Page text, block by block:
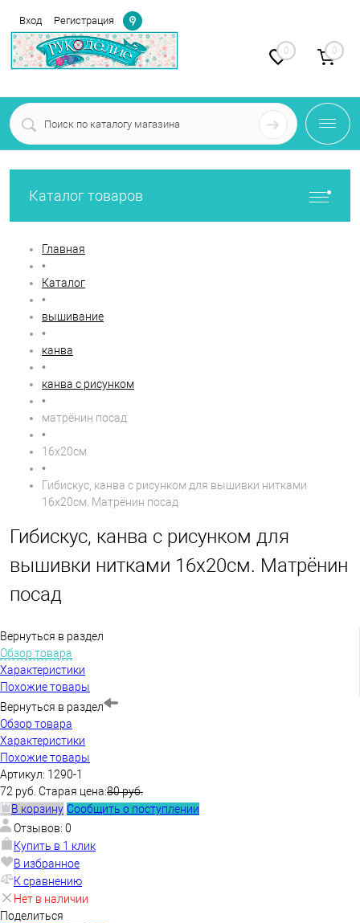
Вход Регистрация
Определение
0 0
Каталог товаров
Главная
•
Каталог
•
вышивание
•
канва
•
канва с рисунком
•
матрёнин посад
•
16х20см
•
Гибискус, канва с рисунком для вышивки нитками
16х20см. Матрёнин посад
Гибискус, канва с рисунком для
вышивки нитками 16х20см. Матрёнин
посад
Вернуться в раздел
Обзор товара
Характеристики
Похожие товары
Вернуться в раздел
Обзор товара
Характеристики
Похожие товары
Артикул: 1290-1
72 руб. Старая цена:80 руб.
В корзину Сообщить о поступлении
Отзывов: 0
Купить в 1 клик
В избранное
К сравнению
Нет в наличии
Поделиться